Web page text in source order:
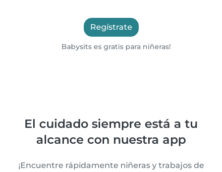
Regístrate
Babysits es gratis para niñeras!
El cuidado siempre está a tu
alcance con nuestra app
¡Encuentre rápidamente niñeras y trabajos de